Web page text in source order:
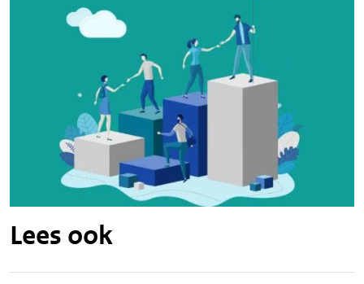
Lees ook